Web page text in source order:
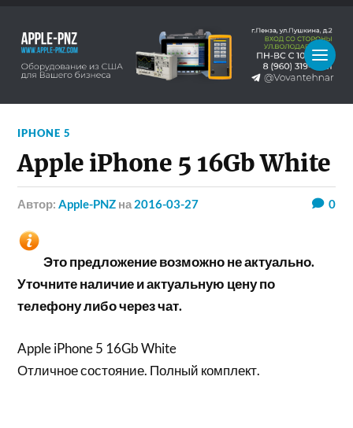
IPHONE 5
Apple iPhone 5 16Gb White
Автор:Apple-PNZ на 2016-03-27 0
Это предложение возможно не актуально.
Уточните наличие и актуальную цену по
телефону либо через чат.
Apple iPhone 5 16Gb White
Отличное состояние. Полный комплект.